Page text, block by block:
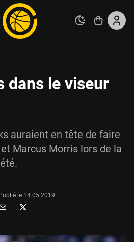
dans le viseur
auraient en tête de faire
Marcus Morris lors de la
Publié le 14.05.2019